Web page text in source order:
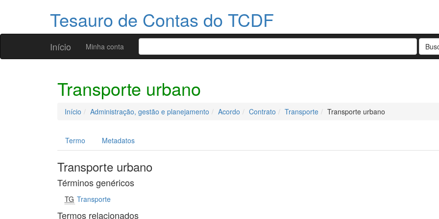
Tesauro de Contas do TCDF
Início Minha conta
Transporte urbano
Início Administração, gestão e planejamento Acordo Contrato Transporte Transporte urbano
Termo Metadatos
Transporte urbano
Términos genéricos
TG Transporte
Termos relacionados